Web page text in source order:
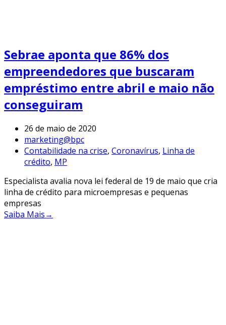
Sebrae aponta que 86% dos
empreendedores que buscaram
empréstimo entre abril e maio não
conseguiram
26 de maio de 2020
marketing@bpc
Contabilidade na crise, Coronavírus, Linha de
crédito, MP
Especialista avalia nova lei federal de 19 de maio que cria
linha de crédito para microempresas e pequenas
empresas
Saiba Mais→